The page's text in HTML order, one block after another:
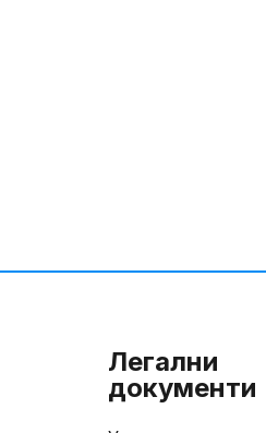
Легални
документи